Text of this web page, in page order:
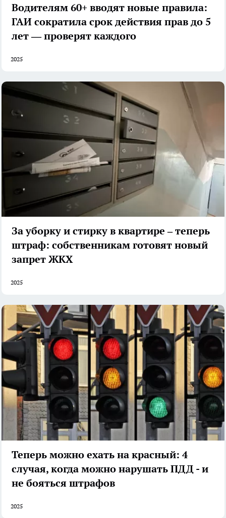
Водителям 60+ вводят новые правила:
ГАИ сократила срок действия прав до 5
лет — проверят каждого
2025
За уборку и стирку в квартире – теперь
штраф: собственникам готовят новый
запрет ЖКХ
2025
Теперь можно ехать на красный: 4
случая, когда можно нарушать ПДД - и
не бояться штрафов
2025